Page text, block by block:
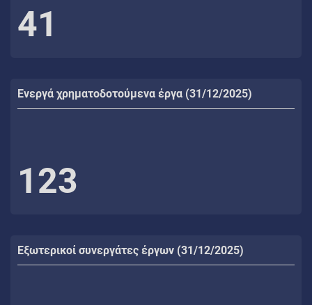
41
Ενεργά χρηματοδοτούμενα έργα (31/12/2025)
123
Εξωτερικοί συνεργάτες έργων (31/12/2025)